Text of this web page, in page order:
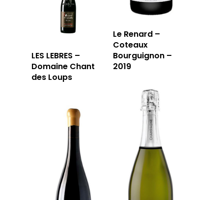
Le Renard –
Coteaux
Bourguignon –
2019
LES LEBRES –
Domaine Chant
des Loups